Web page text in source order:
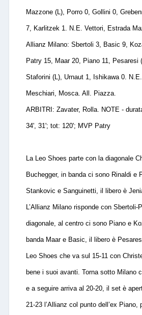
Mazzone (L), Porro 0, Gollini 0,
7, Karlitzek 1. N.E. Vettori, Estrada
Allianz Milano: Sbertoli 3, Basic 9,
Patry 15, Maar 20, Piano 11, Pesaresi
Staforini (L), Urnaut 1, Ishikawa 0. N.E.
Meschiari, Mosca. All. Piazza.
ARBITRI: Zavater, Rolla. NOTE -
34', 31'; tot: 120'; MVP Patry
La Leo Shoes parte con la diagonale
Buchegger, in banda ci sono Rinaldi e
Stankovic e Sanguinetti, il libero è
L’Allianz Milano risponde con Sbertoli-
diagonale, al centro ci sono Piano e
banda Maar e Basic, il libero è
Leo Shoes che va sul 15-11 con
bene i suoi avanti. Torna sotto Milano
e a seguire arriva al 20-20, il set è
21-23 l’Allianz col punto dell’ex Piano,